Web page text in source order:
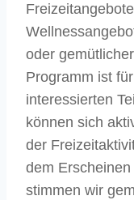
oder
Programm ist
interessierten
können sich
der
dem
stimmen wir